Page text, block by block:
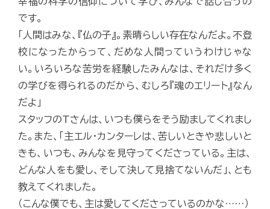
です。
「人間はみな、『仏の子』。素晴らしい存在なんだよ。不登
校になったからって、だめな人間っていうわけじゃな
い。いろいろな苦労を経験したみんなは、それだけ多く
の学びを得られるのだから、むしろ『魂のエリート』なん
だよ」
スタッフのTさんは、いつも僕らをそう励ましてくれまし
た。また、「主エル・カンターレは、苦しいときや悲しいと
きも、いつも、みんなを見守ってくださっている。主は、
どんな人をも愛し、そして決して見捨てないんだ」、とも
教えてくれました。
（こんな僕でも、主は愛してくださっているのかな……）